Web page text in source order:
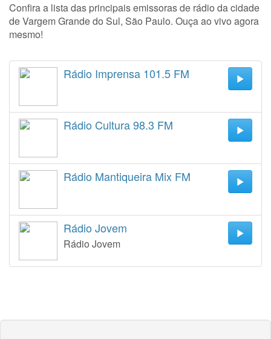
Confira a lista das principais emissoras de rádio da cidade
de Vargem Grande do Sul, São Paulo. Ouça ao vivo agora
mesmo!
Rádio Imprensa 101.5 FM
Rádio Cultura 98.3 FM
Rádio Mantiqueira Mix FM
Rádio Jovem
Rádio Jovem